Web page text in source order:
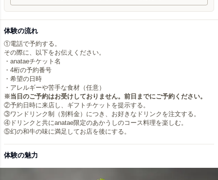
体験の流れ
①電話で予約する。
その際に、以下をお伝えください。
・anataeチケット名
・4桁の予約番号
・希望の日時
※当日のご予約はお受けしておりません。前日までにご予約ください。
②予約日時に来店し、ギフトチケットを提示する。
③ワンドリンク制（別料金）につき、お好きなドリンクを注文する。
④ドリンクと共にanatae限定のあかうしのコース料理を楽しむ。
体験の魅力